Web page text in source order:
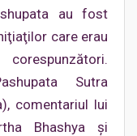
au fost
care erau
Sutra
comentariul lui
Bhashya şi